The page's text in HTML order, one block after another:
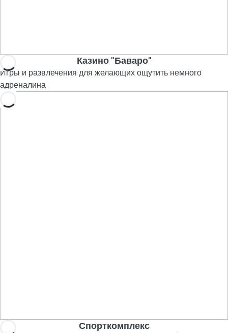
Казино "Баваро"
Игры и развлечения для желающих ощутить немного
адреналина
Спорткомплекс